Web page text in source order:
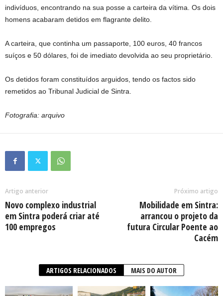
indivíduos, encontrando na sua posse a carteira da vítima. Os dois
homens acabaram detidos em flagrante delito.
A carteira, que continha um passaporte, 100 euros, 40 francos
suíços e 50 dólares, foi de imediato devolvida ao seu proprietário.
Os detidos foram constituídos arguidos, tendo os factos sido
remetidos ao Tribunal Judicial de Sintra.
Fotografia: arquivo
Artigo anterior
Novo complexo industrial
em Sintra poderá criar até
100 empregos
Próximo artigo
Mobilidade em Sintra:
arrancou o projeto da
futura Circular Poente ao
Cacém
ARTIGOS RELACIONADOS MAIS DO AUTOR